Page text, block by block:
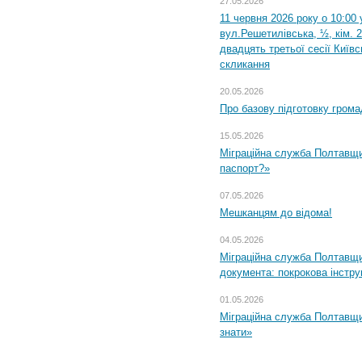
11 червня 2026 року о 10:00
вул.Решетилівська, ½, кім.
двадцять третьої сесії
скликання
20.05.2026
Про базову підготовку
15.05.2026
Міграційна служба
паспорт?»
07.05.2026
Мешканцям до відома!
04.05.2026
Міграційна служба
документа: покрокова
01.05.2026
Міграційна служба
знати»